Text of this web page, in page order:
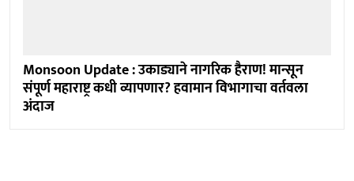
Monsoon Update : उकाड्याने नागरिक हैराण! मान्सून
संपूर्ण महाराष्ट्र कधी व्यापणार? हवामान विभागाचा वर्तवला
अंदाज